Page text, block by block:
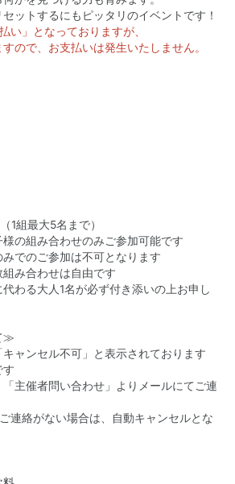
ットするにもピッタリのイベントです！
い」となっておりますが、
ので、お支払いは発生いたしません。
組最大5名まで）
様の組み合わせのみご参加可能です
みでのご参加は不可となります
み合わせは自由です
わる大人1名が必ず付き添いの上お申し
≫
キャンセル不可」と表示されております
す
「主催者問い合わせ」よりメールにてご連
連絡がない場合は、自動キャンセルとな